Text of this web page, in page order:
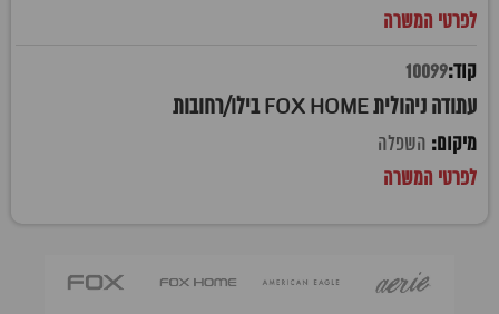
10099
עתודה ניהולית FOX HOME בילו/רחובות
השפלה